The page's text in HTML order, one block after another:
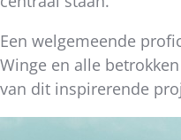
Een welgemeende
Winge en alle
van dit inspirerende